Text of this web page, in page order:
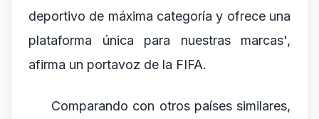
deportivo de máxima categoría y ofrece una
plataforma única para nuestras marcas',
afirma un portavoz de la FIFA.
Comparando con otros países similares,